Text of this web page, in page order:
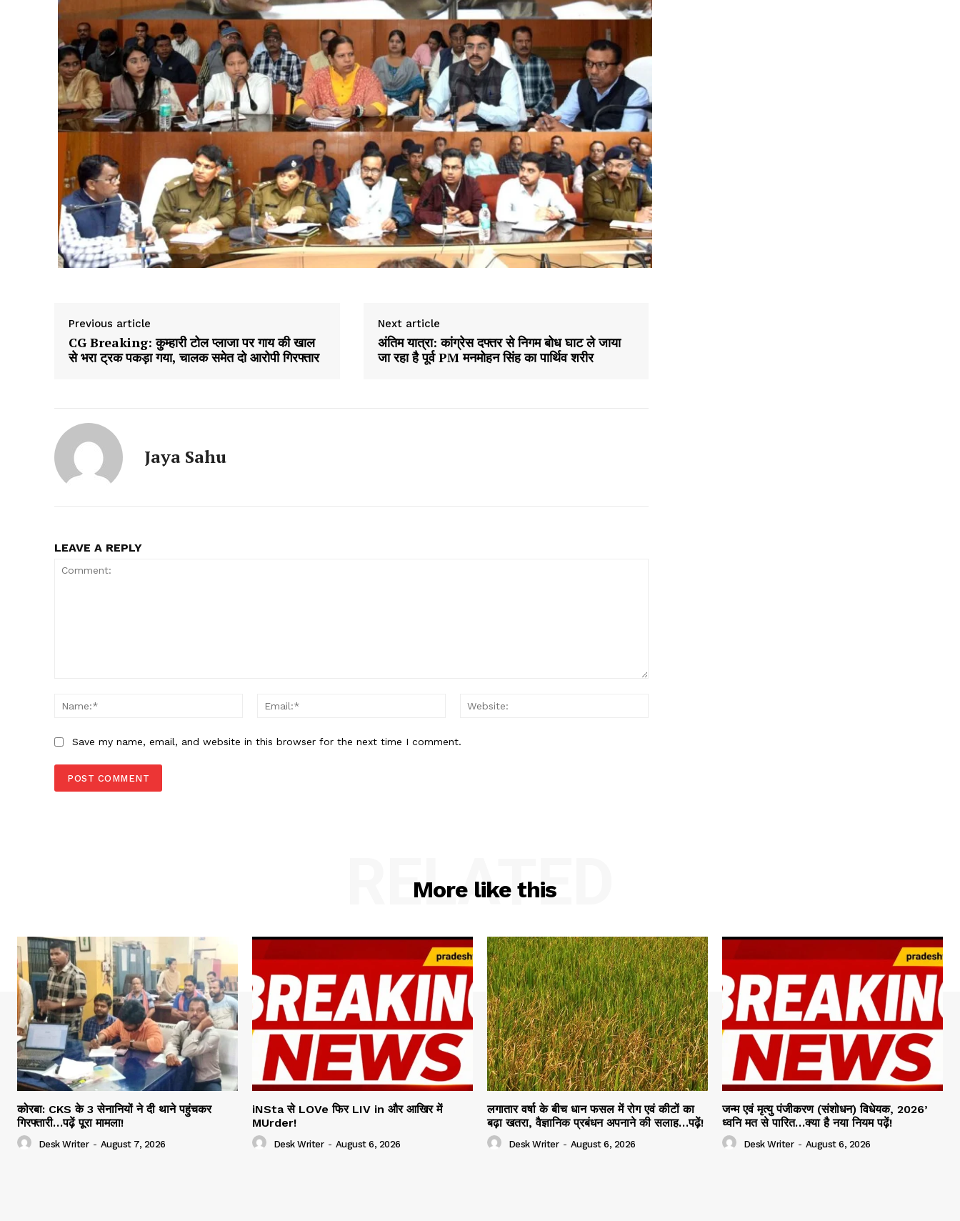
Previous article
CG Breaking: कुम्हारी टोल प्लाजा पर गाय की खाल
से भरा ट्रक पकड़ा गया, चालक समेत दो आरोपी गिरफ्तार
Next article
अंतिम यात्रा: कांग्रेस दफ्तर से निगम बोध घाट ले जाया
जा रहा है पूर्व PM मनमोहन सिंह का पार्थिव शरीर
Jaya Sahu
LEAVE A REPLY
Name:*
Email:*
Save my name, email, and website in this browser for the next time I comment.
More like this
RELATED
कोरबा: CKS के 3 सेनानियों ने दी थाने पहुंचकर
गिरफ्तारी…पढ़ें पूरा मामला!
Desk Writer - August 7, 2026
iNSta से LOVe फिर LIV in और आखिर में
MUrder!
Desk Writer - August 6, 2026
लगातार वर्षा के बीच धान फसल में रोग एवं कीटों का
बढ़ा खतरा, वैज्ञानिक प्रबंधन अपनाने की सलाह…पढ़ें!
Desk Writer - August 6, 2026
जन्म एवं मृत्यु पंजीकरण (संशोधन) विधेयक, 2026’
ध्वनि मत से पारित…क्या है नया नियम पढ़ें!
Desk Writer - August 6, 2026